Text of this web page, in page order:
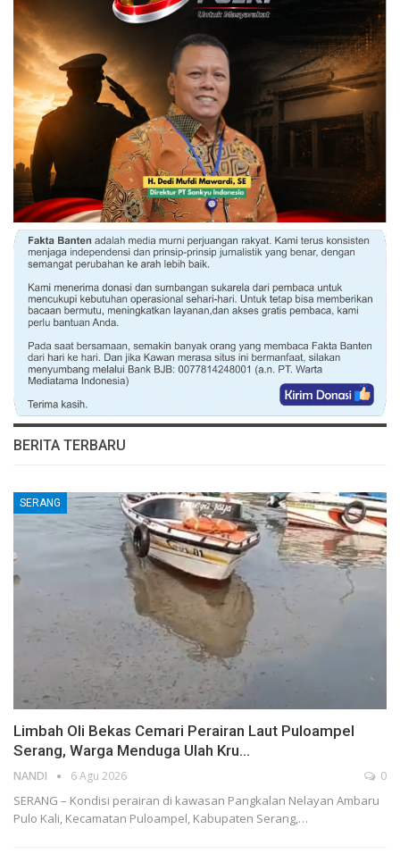
BERITA TERBARU
SERANG
Limbah Oli Bekas Cemari Perairan Laut Puloampel
Serang, Warga Menduga Ulah Kru…
NANDI 6 Agu 2026 0
SERANG – Kondisi perairan di kawasan Pangkalan Nelayan Ambaru
Pulo Kali, Kecamatan Puloampel, Kabupaten Serang,…